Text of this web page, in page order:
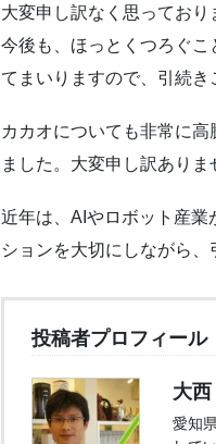
大変申し訳なく思っており
今後も、ほっとくつろぐ
てまいりますので、引続き
カカオについても非常に
ました。大変申し訳あり
近年は、AIやロボット産業
ションを大切にしながら、
投稿者プロフィール
大西
愛知